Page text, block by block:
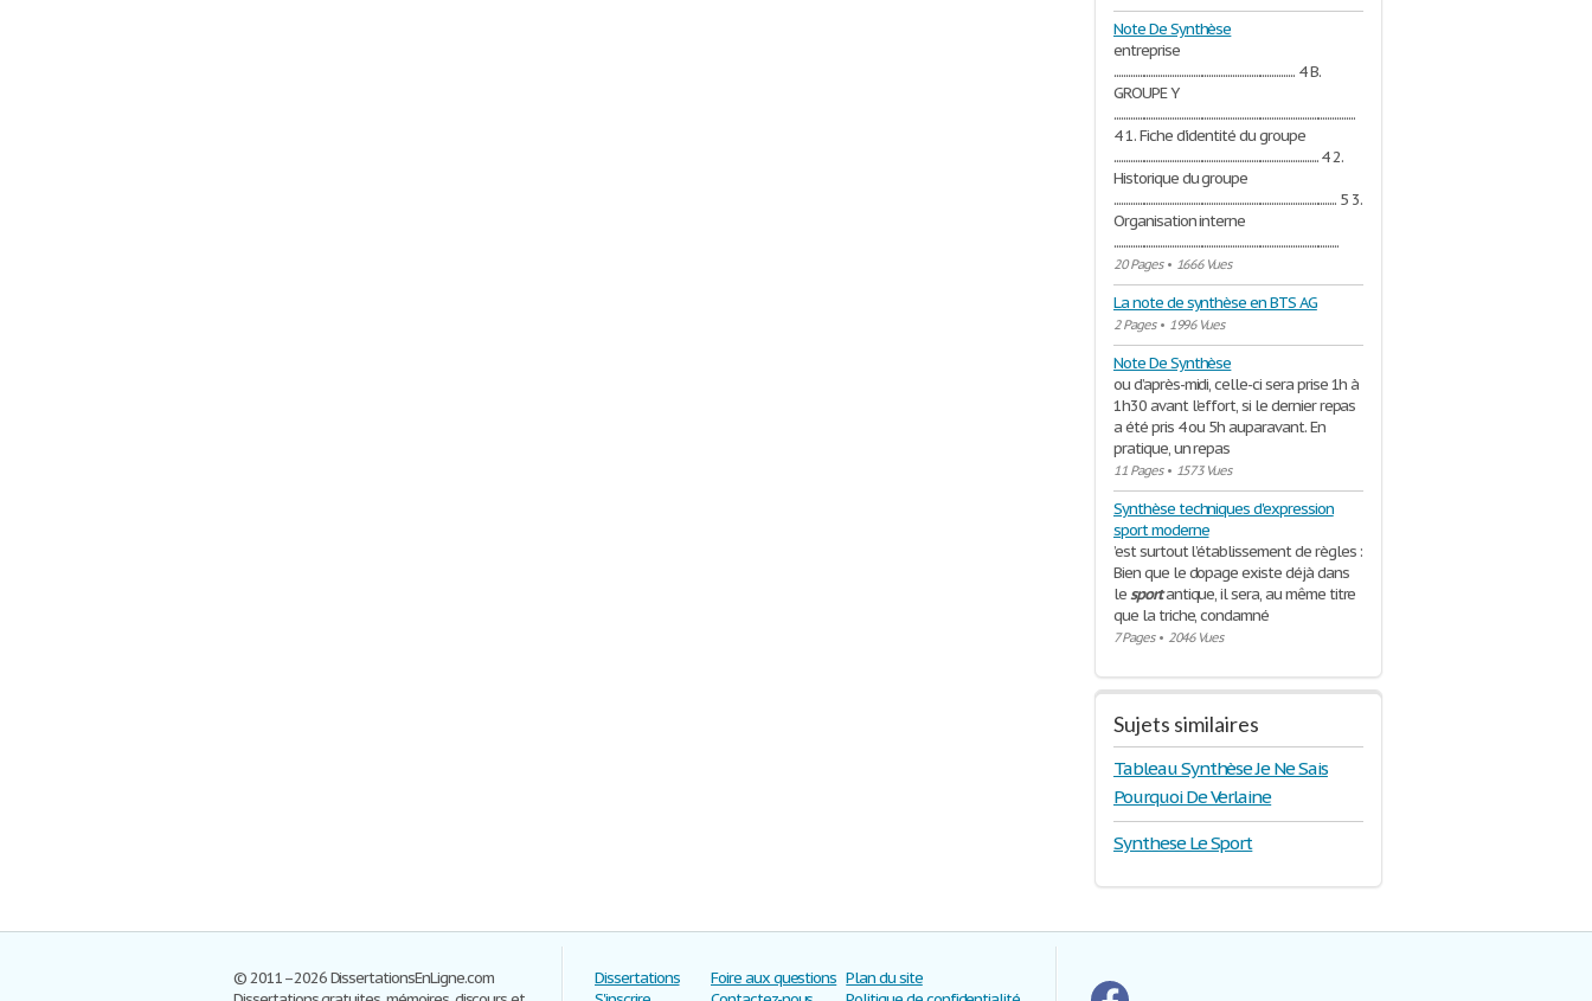
Note De Synthèse
entreprise
.............................................................................. 4 B.
GROUPE Y
........................................................................................................
4 1. Fiche d’identité du groupe
........................................................................................ 4 2.
Historique du groupe
................................................................................................ 5 3.
Organisation interne
.................................................................................................
20 Pages• 1666 Vues
La note de synthèse en BTS AG
2 Pages• 1996 Vues
Note De Synthèse
ou d’après-midi, celle-ci sera prise 1h à
1h30 avant l’effort, si le dernier repas
a été pris 4 ou 5h auparavant. En
pratique, un repas
11 Pages• 1573 Vues
Synthèse techniques d'expression
sport moderne
’est surtout l’établissement de règles :
Bien que le dopage existe déjà dans
lesportantique, il sera, au même titre
que la triche, condamné
7 Pages• 2046 Vues
Sujets similaires
Tableau Synthèse Je Ne Sais
Pourquoi De Verlaine
Synthese Le Sport
© 2011–2026 DissertationsEnLigne.com
Dissertations
Foire aux questions Plan du site